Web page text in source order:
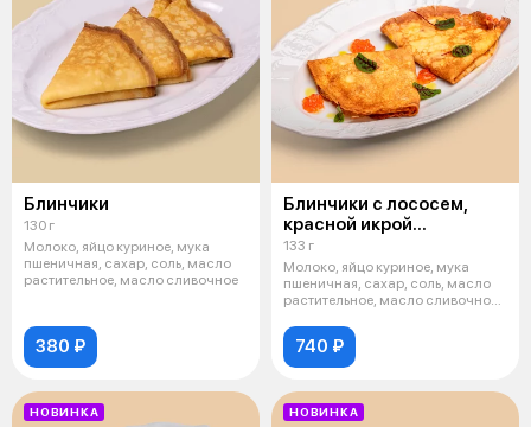
Блинчики
130 г
Молоко, яйцо куриное, мука
пшеничная, сахар, соль, масло
растительное, масло сливочное
380 ₽
Блинчики с лососем,
красной икрой
и творожным сыром
133 г
Молоко, яйцо куриное, мука
пшеничная, сахар, соль, масло
растительное, масло сливочное,
740 ₽
НОВИНКА НОВИНКА